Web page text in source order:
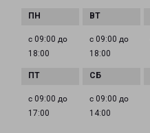
с 09:00 до
18:00
с 09:00 до
18:00
с 09:00 до
17:00
с 09:00 до
14:00